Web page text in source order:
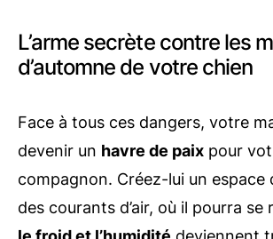
L’arme secrète contre les
d’automne de votre chien
Face à tous ces dangers, votre
devenir un havre de paix pour
compagnon. Créez-lui un espace
des courants d’air, où il pourra se